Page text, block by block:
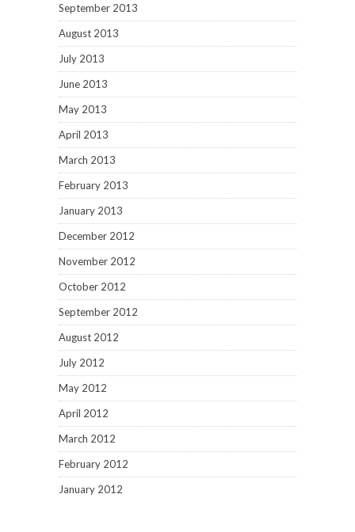
September 2013
August 2013
July 2013
June 2013
May 2013
April 2013
March 2013
February 2013
January 2013
December 2012
November 2012
October 2012
September 2012
August 2012
July 2012
May 2012
April 2012
March 2012
February 2012
January 2012